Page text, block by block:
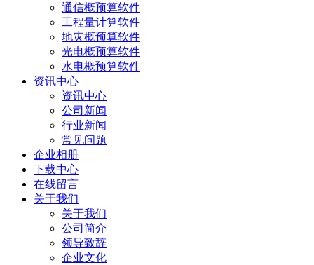
通信概预算软件
工程量计算软件
地灾概预算软件
光电概预算软件
水电概预算软件
资讯中心
资讯中心
公司新闻
行业新闻
常见问题
企业相册
下载中心
在线留言
关于我们
关于我们
公司简介
领导致辞
企业文化